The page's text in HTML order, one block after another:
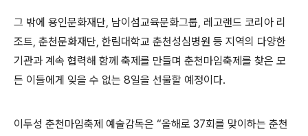
그 밖에 용인문화재단, 남이섬교육문화그룹, 레고랜드 코리아 리
조트, 춘천문화재단, 한림대학교 춘천성심병원 등 지역의 다양한
기관과 계속 협력해 함께 축제를 만들며 춘천마임축제를 찾은 모
든 이들에게 잊을 수 없는 8일을 선물할 예정이다.
이두성 춘천마임축제 예술감독은 “올해로 37회를 맞이하는 춘천